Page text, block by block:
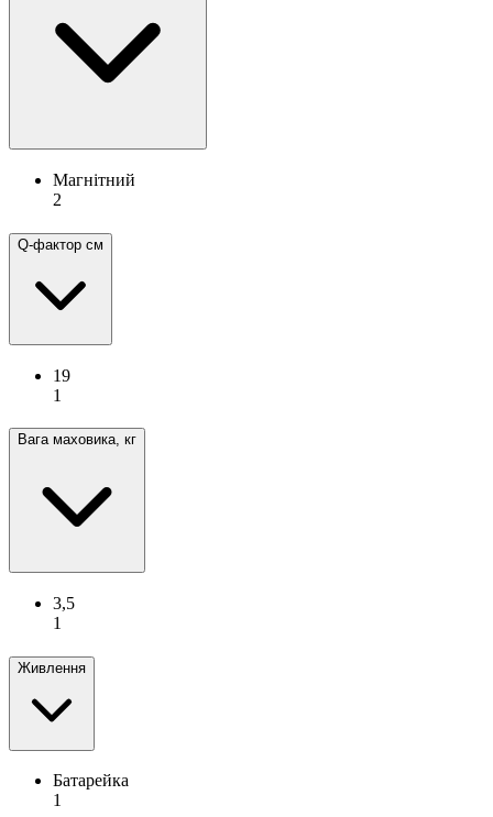
Магнітний
2
Q-фактор см
19
1
Вага маховика, кг
3,5
1
Живлення
Батарейка
1